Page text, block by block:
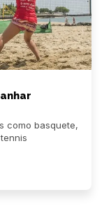
como basquete,